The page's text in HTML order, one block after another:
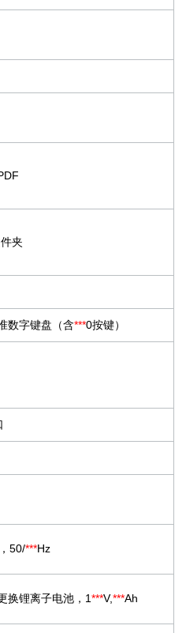
夹
数字键盘（含***0按键）
50/***Hz
换锂离子电池，1***V,***Ah